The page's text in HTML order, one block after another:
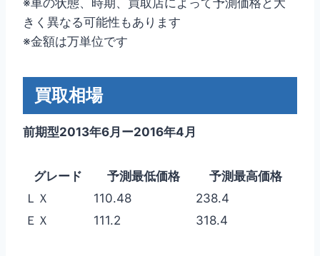
きく異なる可能性もあります
※金額は万単位です
買取相場
前期型2013年6月ー2016年4月
グレード 予測最低価格
予測最高価格
ＬＸ
110.48
238.4
ＥＸ
111.2 318.4